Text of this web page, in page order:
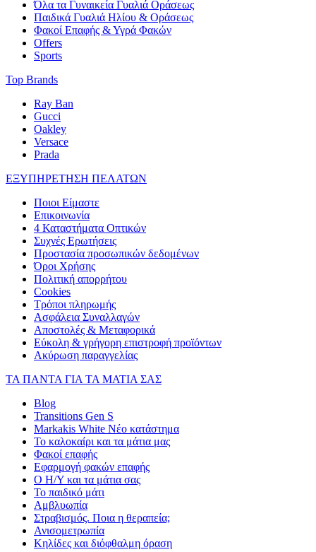
Όλα τα Γυναικεία Γυαλιά Οράσεως
Παιδικά Γυαλιά Ηλίου & Οράσεως
Φακοί Επαφής & Υγρά Φακών
Offers
Sports
Top Brands
Ray Ban
Gucci
Oakley
Versace
Prada
ΕΞΥΠΗΡΕΤΗΣΗ ΠΕΛΑΤΩΝ
Ποιοι Είμαστε
Επικοινωνία
4 Καταστήματα Οπτικών
Συχνές Ερωτήσεις
Προστασία προσωπικών δεδομένων
Όροι Χρήσης
Πολιτική απορρήτου
Cookies
Τρόποι πληρωμής
Ασφάλεια Συναλλαγών
Αποστολές & Μεταφορικά
Εύκολη & γρήγορη επιστροφή προϊόντων
Ακύρωση παραγγελίας
ΤΑ ΠΑΝΤΑ ΓΙΑ ΤΑ ΜΑΤΙΑ ΣΑΣ
Blog
Transitions Gen S
Markakis White Νέο κατάστημα
Το καλοκαίρι και τα μάτια μας
Φακοί επαφής
Εφαρμογή φακών επαφής
Ο Η/Υ και τα μάτια σας
Το παιδικό μάτι
Αμβλυωπία
Στραβισμός. Ποια η θεραπεία;
Ανισομετρωπία
Κηλίδες και διόφθαλμη όραση